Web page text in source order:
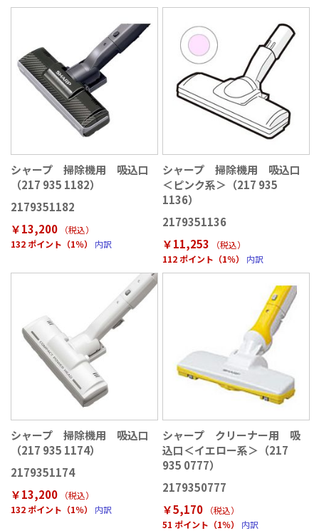
シャープ 掃除機用 吸込口
（217 935 1182）
2179351182
￥13,200
（税込）
132 ポイント（1％）
内訳
シャープ 掃除機用 吸込口
＜ピンク系＞（217 935
1136）
2179351136
￥11,253
（税込）
112 ポイント（1％）
内訳
シャープ 掃除機用 吸込口
（217 935 1174）
2179351174
￥13,200
（税込）
132 ポイント（1％）
内訳
シャープ クリーナー用 吸
込口＜イエロー系＞（217
935 0777）
2179350777
￥5,170
（税込）
51 ポイント（1％）
内訳